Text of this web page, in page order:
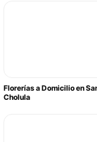
Florerías a Domicilio en
Cholula